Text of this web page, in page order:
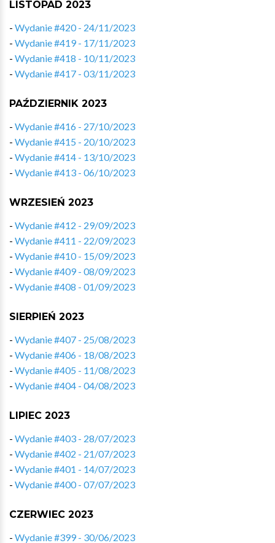
LISTOPAD 2023
- Wydanie #420 - 24/11/2023
- Wydanie #419 - 17/11/2023
- Wydanie #418 - 10/11/2023
- Wydanie #417 - 03/11/2023
PAŹDZIERNIK 2023
- Wydanie #416 - 27/10/2023
- Wydanie #415 - 20/10/2023
- Wydanie #414 - 13/10/2023
- Wydanie #413 - 06/10/2023
WRZESIEŃ 2023
- Wydanie #412 - 29/09/2023
- Wydanie #411 - 22/09/2023
- Wydanie #410 - 15/09/2023
- Wydanie #409 - 08/09/2023
- Wydanie #408 - 01/09/2023
SIERPIEŃ 2023
- Wydanie #407 - 25/08/2023
- Wydanie #406 - 18/08/2023
- Wydanie #405 - 11/08/2023
- Wydanie #404 - 04/08/2023
LIPIEC 2023
- Wydanie #403 - 28/07/2023
- Wydanie #402 - 21/07/2023
- Wydanie #401 - 14/07/2023
- Wydanie #400 - 07/07/2023
CZERWIEC 2023
- Wydanie #399 - 30/06/2023